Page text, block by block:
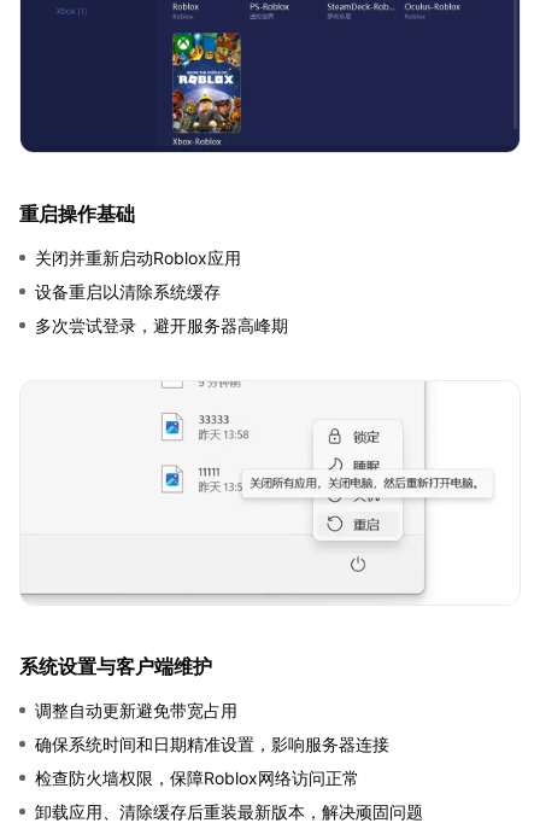
重启操作基础
关闭并重新启动Roblox应用
设备重启以清除系统缓存
多次尝试登录，避开服务器高峰期
系统设置与客户端维护
调整自动更新避免带宽占用
确保系统时间和日期精准设置，影响服务器连接
检查防火墙权限，保障Roblox网络访问正常
卸载应用、清除缓存后重装最新版本，解决顽固问题